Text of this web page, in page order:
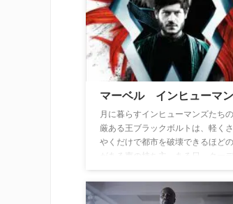
マーベル インヒューマ
月に暮らすインヒューマンズたち
厳ある王ブラックボルトは、軽く
やくだけで都市を破壊できるほど
がある声の持ち主。ある日、クーデ
った彼ら王族たちは、地球のハワ
と逃れる。ハワイの豊かな自然と文